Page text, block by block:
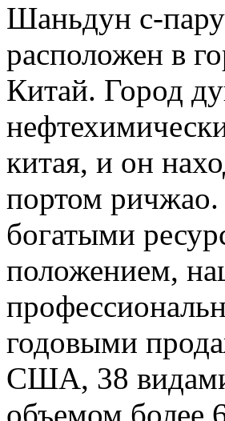
Шаньдун с-
расположен в
Китай. Город
китая, и он
портом ричжао.
богатыми
положением,
годовыми
США, 38